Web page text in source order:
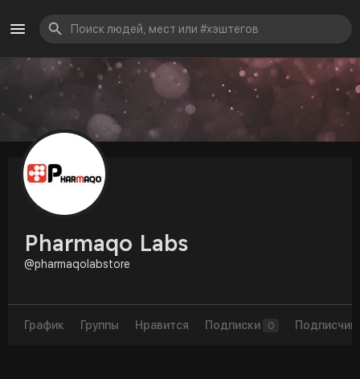
Pharmaqo Labs
@pharmaqolabstore
График Группы Нравится Подписки 0